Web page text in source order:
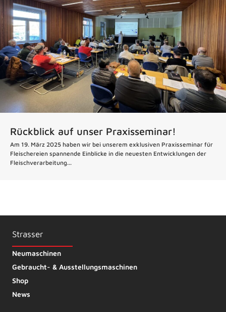
Rückblick auf unser Praxisseminar!
Am 19. März 2025 haben wir bei unserem exklusiven Praxisseminar für
Fleischereien spannende Einblicke in die neuesten Entwicklungen der
Fleischverarbeitung...
Strasser
Neumaschinen
Gebraucht- & Ausstellungsmaschinen
Shop
News